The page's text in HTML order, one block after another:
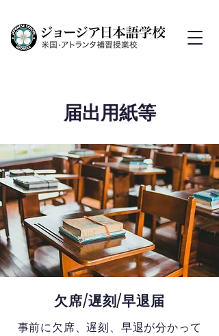
届出用紙等
欠席/遅刻/早退届
事前に欠席、遅刻、早退が分かって